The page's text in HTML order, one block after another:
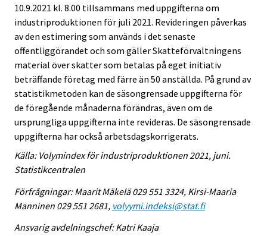
10.9.2021 kl. 8.00 tillsammans med uppgifterna om
industriproduktionen för juli 2021. Revideringen påverkas
av den estimering som används i det senaste
offentliggörandet och som gäller Skatteförvaltningens
material över skatter som betalas på eget initiativ
beträffande företag med färre än 50 anställda. På grund av
statistikmetoden kan de säsongrensade uppgifterna för
de föregående månaderna förändras, även om de
ursprungliga uppgifterna inte revideras. De säsongrensade
uppgifterna har också arbetsdagskorrigerats.
Källa: Volymindex för industriproduktionen 2021, juni.
Statistikcentralen
Förfrågningar: Maarit Mäkelä 029 551 3324, Kirsi-Maaria
Manninen 029 551 2681, volyymi.indeksi@stat.fi
Ansvarig avdelningschef: Katri Kaaja